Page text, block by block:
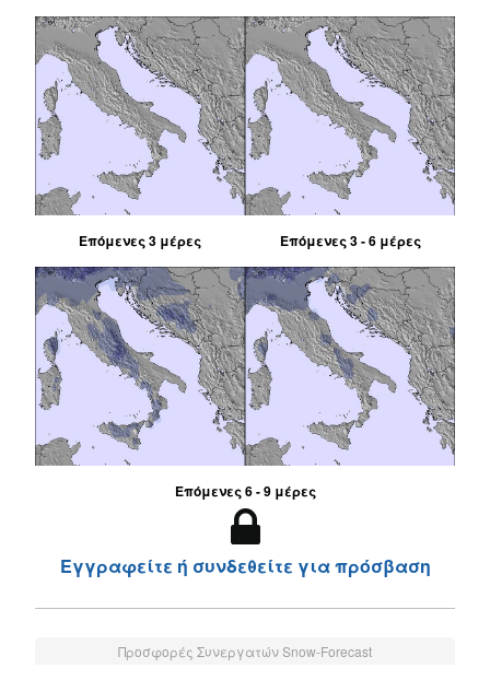
Επόμενες 3 μέρες Επόμενες 3 - 6 μέρες
Επόμενες 6 - 9 μέρες
Εγγραφείτε ή συνδεθείτε για πρόσβαση
Προσφορές Συνεργατών Snow-Forecast